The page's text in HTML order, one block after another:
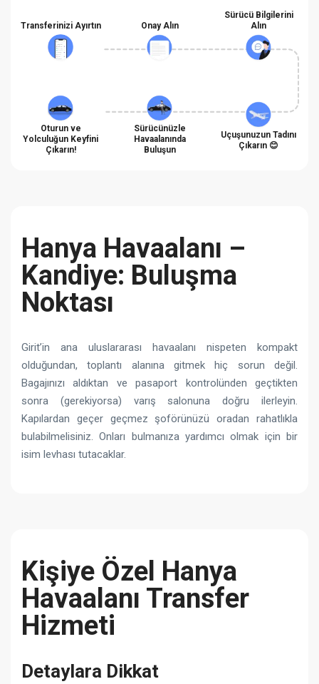
Transferinizi Ayırtın Onay Alın
Sürücü Bilgilerini
Alın
Oturun ve
Yolculuğun Keyfini
Çıkarın!
Sürücünüzle
Havaalanında
Buluşun
Uçuşunuzun Tadını
Çıkarın 😊
Hanya Havaalanı –
Kandiye: Buluşma
Noktası
Girit’in ana uluslararası havaalanı nispeten kompakt
olduğundan, toplantı alanına gitmek hiç sorun değil.
Bagajınızı aldıktan ve pasaport kontrolünden geçtikten
sonra (gerekiyorsa) varış salonuna doğru ilerleyin.
Kapılardan geçer geçmez şoförünüzü oradan rahatlıkla
bulabilmelisiniz. Onları bulmanıza yardımcı olmak için bir
isim levhası tutacaklar.
Kişiye Özel Hanya
Havaalanı Transfer
Hizmeti
Detaylara Dikkat